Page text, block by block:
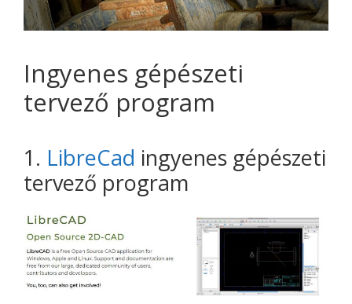
Ingyenes gépészeti
tervező program
1. LibreCad ingyenes gépészeti
tervező program